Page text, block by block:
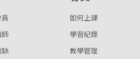
如何上課
學習紀錄
教學管理